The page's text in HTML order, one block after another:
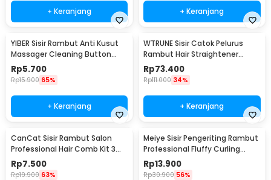
+ Keranjang + Keranjang
YIBER Sisir Rambut Anti Kusut
Massager Cleaning Button
Hollow Comb - YB21
Rp5.700
Rp15.900 65%
+ Keranjang
WTRUNE Sisir Catok Pelurus
Rambut Hair Straightener
Brush 35W - S7
Rp73.400
Rp111.000 34%
+ Keranjang
CanCat Sisir Rambut Salon
Professional Hair Comb Kit 3
PCS - INU34
Rp7.500
Rp19.900 63%
Meiye Sisir Pengeriting Rambut
Professional Fluffy Curling
Comb - MYC
Rp13.900
Rp30.900 56%